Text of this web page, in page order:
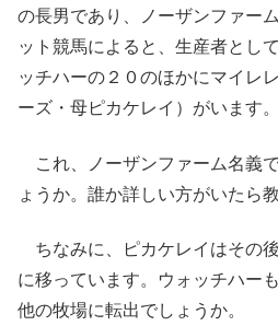
の長男であり、ノーザンファー
ット競馬によると、生産者とし
ッチハーの２０のほかにマイレ
ーズ・母ピカケレイ）がいます。
これ、ノーザンファーム名義
ょうか。誰か詳しい方がいたら
ちなみに、ピカケレイはその
に移っています。ウォッチハー
他の牧場に転出でしょうか。